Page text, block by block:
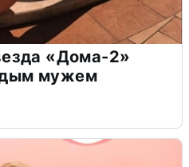
«Дома-2»
мужем